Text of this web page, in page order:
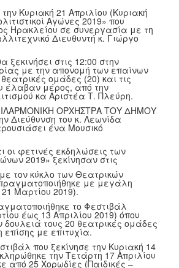
Κυριακή 21 Απριλίου (Κυριακή
Αγώνες 2019» που
Ηρακλείου σε συνεργασία με τη
Διευθυντή κ. Γιώργο
ξεκινήσει στις 12:00 στην
με την απονομή των επαίνων
ομάδες (20) και τις
έλαβαν μέρος, από την
κα Αριστέα Τ. Πλεύρη.
ΟΡΧΗΣΤΡΑ ΤΟΥ ΔΗΜΟΥ
Διεύθυνση του κ. Λεωνίδα
ένα Μουσικό
οι φετινές εκδηλώσεις των
2019» ξεκίνησαν στις
τον κύκλο των Θεατρικών
με μεγάλη
Μαρτίου 2019).
το Φεστιβάλ
έως 13 Απριλίου 2019) όπου
τους 20 θεατρικές ομάδες
επίσης με επιτυχία.
που ξεκίνησε την Κυριακή 14
την Τετάρτη 17 Απριλίου
από 25 Χορωδίες (Παιδικές –